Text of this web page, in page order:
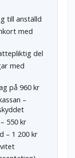
till anställd
med
del
med
på 960 kr
–
550 kr
– 1 200 kr